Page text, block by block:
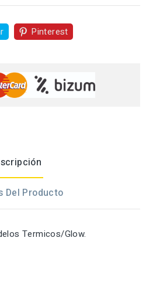
Pinterest
Del Producto
Termicos/Glow.